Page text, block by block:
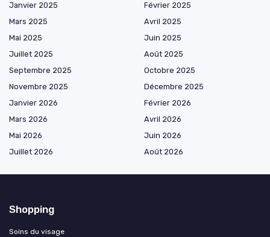
Janvier 2025
Février 2025
Mars 2025
Avril 2025
Mai 2025
Juin 2025
Juillet 2025
Août 2025
Septembre 2025
Octobre 2025
Novembre 2025
Décembre 2025
Janvier 2026
Février 2026
Mars 2026
Avril 2026
Mai 2026
Juin 2026
Juillet 2026
Août 2026
Shopping
Soins du visage